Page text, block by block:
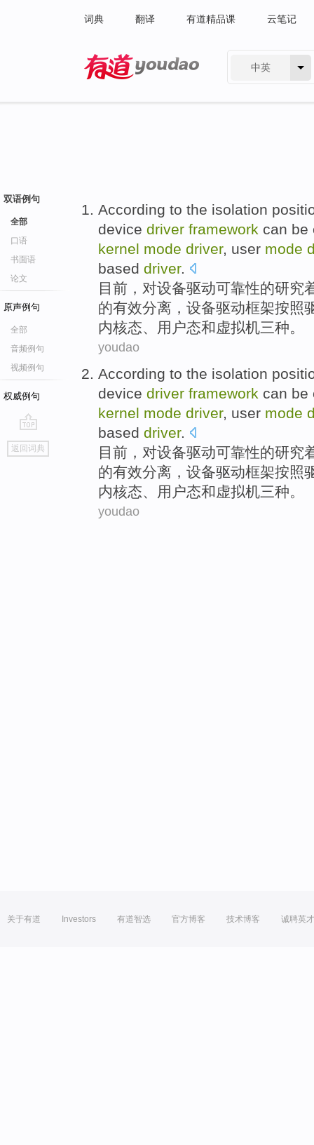
词典 翻译 有道精品课 云笔记
中英
双语例句
全部
口语
书面语
论文
原声例句
全部
音频例句
视频例句
权威例句
go
top
返回词典
According to the isolation
device driver framework can be
kernel mode driver, user mode
based driver.
目前， 对设备驱动可靠性的研究
的有效分离 ，设备驱动框架按照
内核态、 用户态和虚拟机三种。
youdao
According to the isolation
device driver framework can be
kernel mode driver, user mode
based driver.
目前， 对设备驱动可靠性的研究
的有效分离 ，设备驱动框架按照
内核态、 用户态和虚拟机三种。
youdao
关于有道 Investors 有道智选 官方博客 技术博客 诚聘英才